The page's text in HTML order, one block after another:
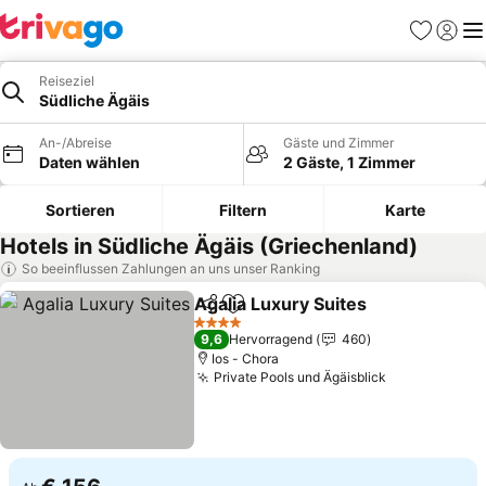
Favoriten
Reiseziel
Südliche Ägäis
An-/Abreise
Daten wählen
Gäste und Zimmer
2 Gäste, 1 Zimmer
Sortieren Filtern Karte
Hotels in Südliche Ägäis (Griechenland)
So beeinflussen Zahlungen an uns unser Ranking
TeilenZu Favoriten hinzufügen
Agalia Luxury Suites
4 Sterne
9,6 Hervorragend
460
Ios - Chora
Private Pools und Ägäisblick